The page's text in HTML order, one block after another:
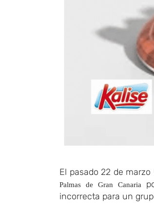
El pasado 22 de
Palmas de Gran Canaria
incorrecta para un